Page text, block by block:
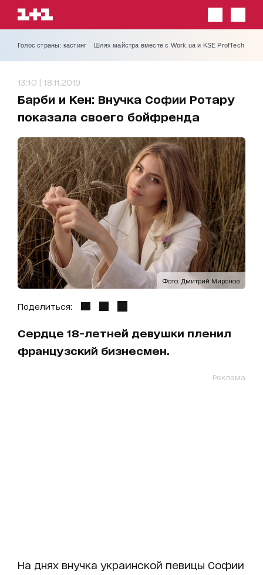
Голос страны: кастинг Шлях майстра вместе с Work.ua и KSE ProfTech
13:10 | 18.11.2019
Барби и Кен: Внучка Софии Ротару
показала своего бойфренда
Фото: Дмитрий Миронов
Поделиться:
Сердце 18-летней девушки пленил
французский бизнесмен.
Реклама
На днях внучка украинской певицы Софии